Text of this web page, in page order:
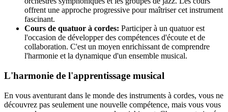
offrent une approche progressive pour maîtriser cet instrument
fascinant.
Cours de quatuor à cordes: Participer à un quatuor est
l'occasion de développer des compétences d'écoute et de
collaboration. C'est un moyen enrichissant de comprendre
l'harmonie et la dynamique d'un ensemble musical.
L'harmonie de l'apprentissage musical
En vous aventurant dans le monde des instruments à cordes, vous ne
découvrez pas seulement une nouvelle compétence, mais vous vous